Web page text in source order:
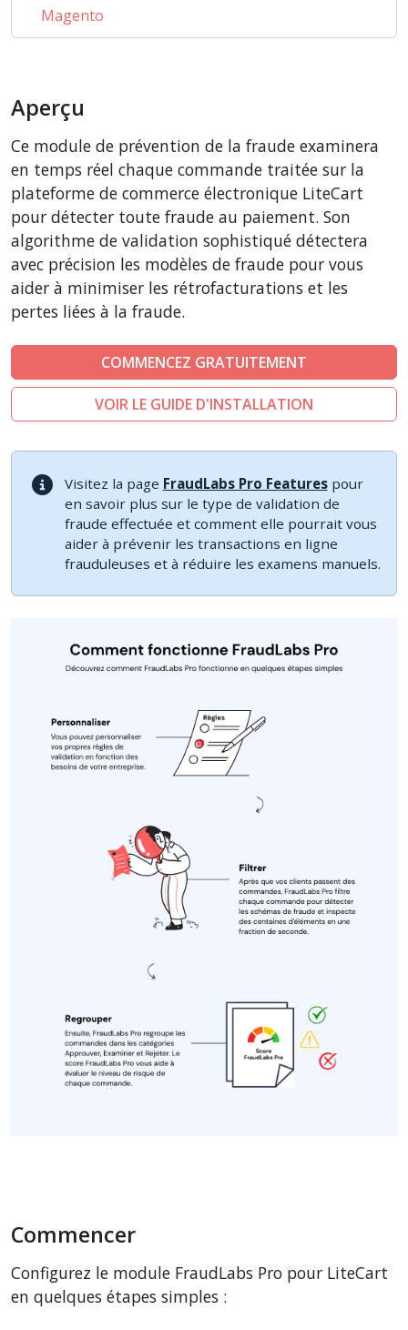
Magento
PrestaShop
AbanteCart
CubeCart
ZenCart
PinnacleCart
FoxyCart
Easy Digital Downloads
nopCommerce
ThirtyBees
Shopware
Sylius
Aperçu
Ce module de prévention de la fraude examinera
en temps réel chaque commande traitée sur la
plateforme de commerce électronique LiteCart
pour détecter toute fraude au paiement. Son
algorithme de validation sophistiqué détectera
avec précision les modèles de fraude pour vous
aider à minimiser les rétrofacturations et les
pertes liées à la fraude.
COMMENCEZ GRATUITEMENT
VOIR LE GUIDE D'INSTALLATION
Visitez la page FraudLabs Pro Featurespour
en savoir plus sur le type de validation de
fraude effectuée et comment elle pourrait vous
aider à prévenir les transactions en ligne
frauduleuses et à réduire les examens manuels.
Commencer
Configurez le module FraudLabs Pro pour LiteCart
en quelques étapes simples :